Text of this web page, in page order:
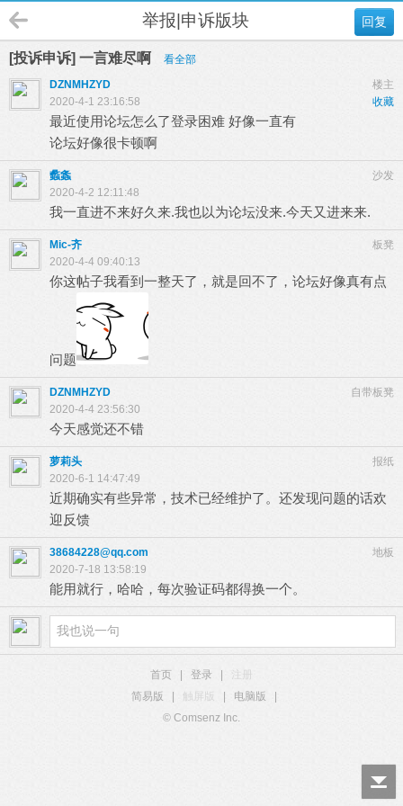
回复
举报|申诉版块
[投诉申诉] 一言难尽啊
看全部
楼主
DZNMHZYD
收藏
2020-4-1 23:16:58
最近使用论坛怎么了登录困难 好像一直有
论坛好像很卡顿啊
沙发
蠡螽
2020-4-2 12:11:48
我一直进不来好久来.我也以为论坛没来.今天又进来来.
板凳
Mic-齐
2020-4-4 09:40:13
你这帖子我看到一整天了，就是回不了，论坛好像真有点
问题
自带板凳
DZNMHZYD
2020-4-4 23:56:30
今天感觉还不错
报纸
萝莉头
2020-6-1 14:47:49
近期确实有些异常，技术已经维护了。还发现问题的话欢
迎反馈
地板
38684228@qq.com
2020-7-18 13:58:19
能用就行，哈哈，每次验证码都得换一个。
首页 登录
简易版
触屏版 电脑版
© Comsenz Inc.